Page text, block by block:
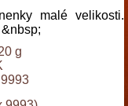
malé velikosti.
g